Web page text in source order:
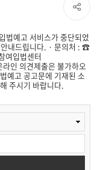
색
창
열
기
법예고 서비스가 중단되었
내드립니다. · 문의처 : ☎
여입법센터
의견제출은 불가하오
예고 공고문에 기재된 소
주시기 바랍니다.
SNS
공
기